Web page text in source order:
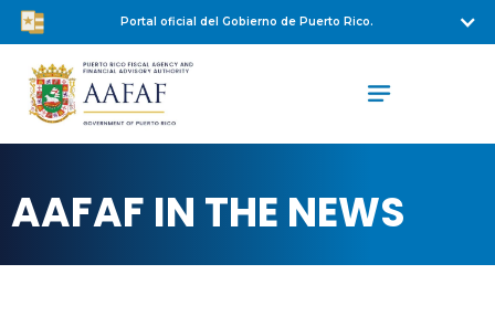
Portal oficial del Gobierno de Puerto Rico.
AAFAF IN THE NEWS